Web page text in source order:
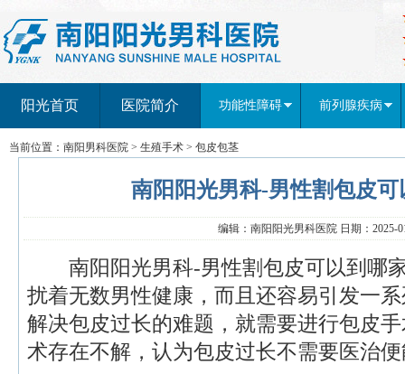
阳光首页 医院简介 功能性障碍 前列腺疾病
当前位置： 南阳男科医院 > 生殖手术 > 包皮包茎
南阳阳光男科-男性割包皮
编辑：南阳阳光男科医院 日期：2025-
南阳阳光男科-男性割包皮可以到哪家
扰着无数男性健康，而且还容易引发一
解决包皮过长的难题，就需要进行包皮
术存在不解，认为包皮过长不需要医治